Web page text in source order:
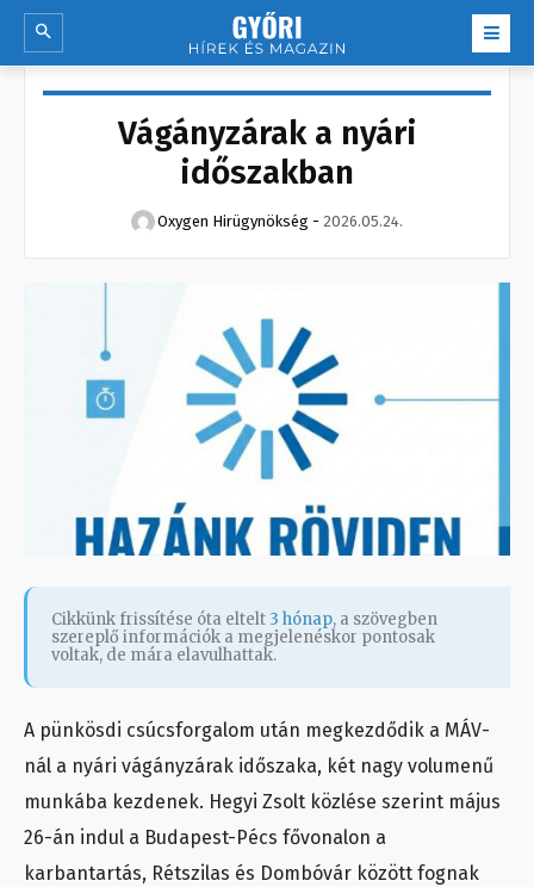
Vágányzárak a nyári
időszakban
Oxygen Hirügynökség - 2026.05.24.
Cikkünk frissítése óta eltelt 3 hónap, a szövegben
szereplő információk a megjelenéskor pontosak
voltak, de mára elavulhattak.
A pünkösdi csúcsforgalom után megkezdődik a MÁV-
nál a nyári vágányzárak időszaka, két nagy volumenű
munkába kezdenek. Hegyi Zsolt közlése szerint május
26-án indul a Budapest-Pécs fővonalon a
karbantartás, Rétszilas és Dombóvár között fognak